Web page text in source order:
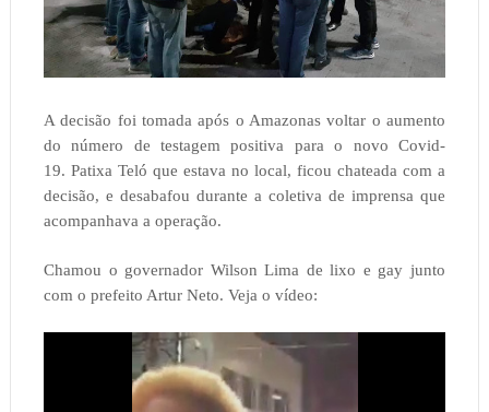
A decisão foi tomada após o Amazonas voltar o aumento
do número de testagem positiva para o novo Covid-
19. Patixa Teló que estava no local, ficou chateada com a
decisão, e desabafou durante a coletiva de imprensa que
acompanhava a operação.
Chamou o governador Wilson Lima de lixo e gay junto
com o prefeito Artur Neto. Veja o vídeo: